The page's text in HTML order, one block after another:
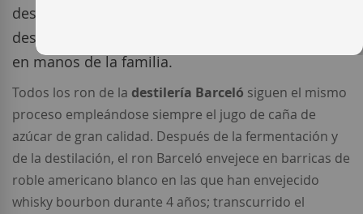
destiladores de ron dominicano. A su muerte, la
destilería de ron dominicano Barceló continuó
en manos de la familia.
Todos los ron de la destilería Barceló siguen el mismo
proceso empleándose siempre el jugo de caña de
azúcar de gran calidad. Después de la fermentación y
de la destilación, el ron Barceló envejece en barricas de
roble americano blanco en las que han envejecido
whisky bourbon durante 4 años; transcurrido el